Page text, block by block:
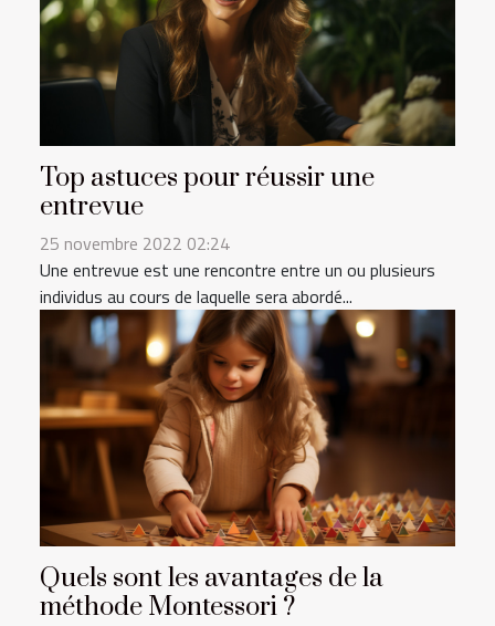
Top astuces pour réussir une
entrevue
25 novembre 2022 02:24
Une entrevue est une rencontre entre un ou plusieurs
individus au cours de laquelle sera abordé...
Quels sont les avantages de la
méthode Montessori ?